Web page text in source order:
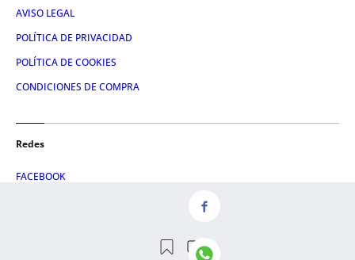
AVISO LEGAL
POLÍTICA DE PRIVACIDAD
POLÍTICA DE COOKIES
CONDICIONES DE COMPRA
Redes
FACEBOOK